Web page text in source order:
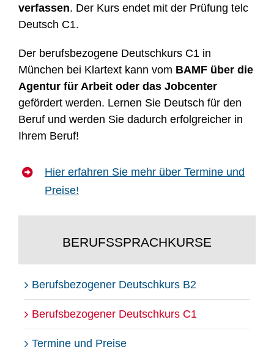
verfassen. Der Kurs endet mit der Prüfung telc
Deutsch C1.
Der berufsbezogene Deutschkurs C1 in
München bei Klartext kann vom BAMF über die
Agentur für Arbeit oder das Jobcenter
gefördert werden. Lernen Sie Deutsch für den
Beruf und werden Sie dadurch erfolgreicher in
Ihrem Beruf!
Hier erfahren Sie mehr über Termine und
Preise!
BERUFSSPRACHKURSE
Berufsbezogener Deutschkurs B2
Berufsbezogener Deutschkurs C1
Termine und Preise